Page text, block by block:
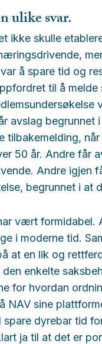
ulike svar.
ikke skulle
å spare tid og
til å
avslag begrunnet
tilbakemelding,
50 år. Andre får
Andre igjen
begrunnet i at
vært formidabel.
i moderne tid.
at en lik og
enkelte
for hvordan
NAV sine
spare dyrebar tid
ja til at det er